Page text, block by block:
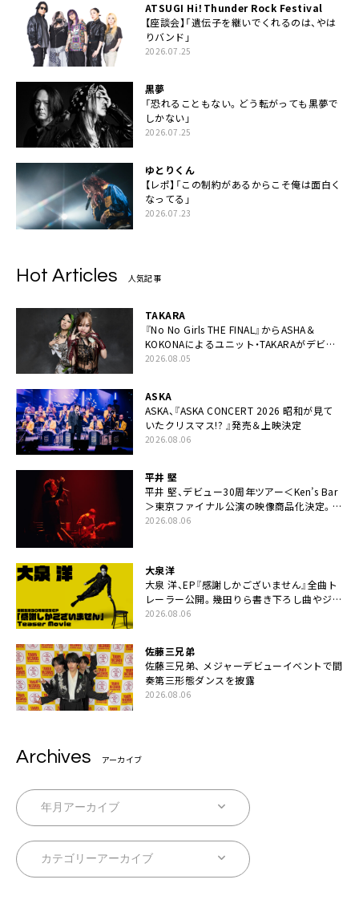
ATSUGI Hi！Thunder Rock Festival
【座談会】「遺伝子を継いでくれるのは、やは
りバンド」
2026.07.25
黒夢
「恐れることもない。どう転がっても黒夢で
しかない」
2026.07.25
ゆとりくん
【レポ】「この制約があるからこそ俺は面白く
なってる」
2026.07.23
Hot Articles 人気記事
TAKARA
『No No Girls THE FINAL』からASHA＆
KOKONAによるユニット・TAKARAがデビュ
ー
2026.08.05
ASKA
ASKA、『ASKA CONCERT 2026 昭和が見て
いたクリスマス!? 』発売＆上映決定
2026.08.06
平井 堅
平井 堅、デビュー30周年ツアー＜Ken’s Bar
＞東京ファイナル公演の映像商品化決定。ブ
ックレットには平井堅のメッセージ掲載も
2026.08.06
大泉洋
大泉 洋、EP『感謝しかございません』全曲ト
レーラー公開。幾田りら書き下ろし曲やジャ
ズピアニスト・小曽根真による提供曲のレコ
2026.08.06
佐藤三兄弟
佐藤三兄弟、 メジャーデビューイベントで間
奏第三形態ダンスを披露
2026.08.06
Archives アーカイブ